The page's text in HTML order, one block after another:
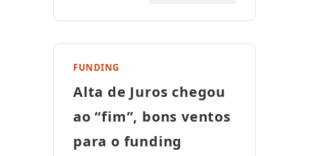
FUNDING
Alta de Juros chegou
ao “fim”, bons ventos
para o funding